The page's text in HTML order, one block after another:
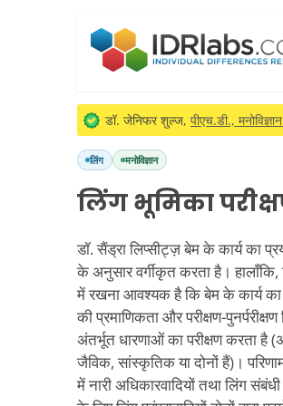
डॉ. जेनिफर शुल्ज, पीएच.डी.,
लिंग मनोविज्ञान
लिंग भूमिका
डॉ. सैंड्रा लिप्सीट्ज़ बेम के कार्य का
के अनुसार वर्गीकृत करता है। हालाँकि,
में रखना आवश्यक है कि बेम के कार्य का
की प्रमाणिकता और परीक्षण-
अंतर्भूत धारणाओं का परीक्षण करता है
जैविक, सांस्कृतिक या दोनों हैं)।
में नारी अधिकारवादियों तथा लिंग